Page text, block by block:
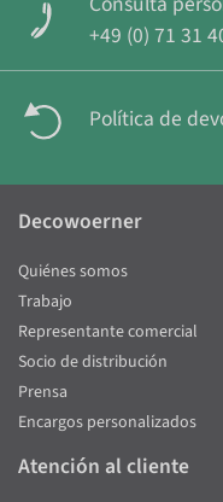
+49 (0) 71 31
Política de
Decowoerner
Quiénes somos
Trabajo
Representante comercial
Socio de distribución
Prensa
Encargos personalizados
Atención al cliente